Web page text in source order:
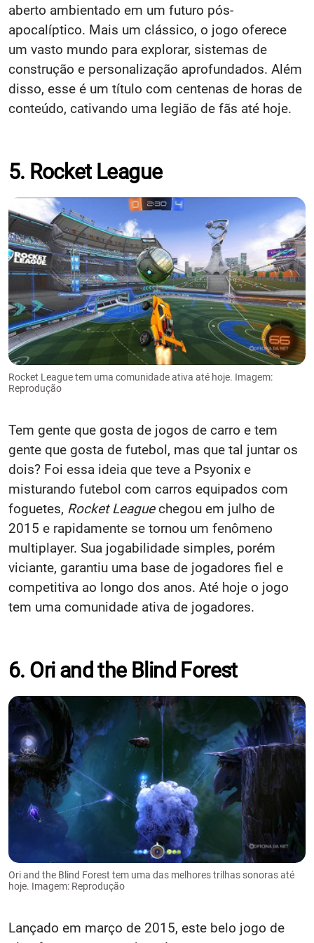
aberto ambientado em um futuro pós-
apocalíptico. Mais um clássico, o jogo oferece
um vasto mundo para explorar, sistemas de
construção e personalização aprofundados. Além
disso, esse é um título com centenas de horas de
conteúdo, cativando uma legião de fãs até hoje.​
5. Rocket League
Rocket League tem uma comunidade ativa até hoje. Imagem:
Reprodução
Tem gente que gosta de jogos de carro e tem
gente que gosta de futebol, mas que tal juntar os
dois? Foi essa ideia que teve a Psyonix e
misturando futebol com carros equipados com
foguetes, Rocket Leaguechegou em julho de
2015 e rapidamente se tornou um fenômeno
multiplayer. Sua jogabilidade simples, porém
viciante, garantiu uma base de jogadores fiel e
competitiva ao longo dos anos.​ Até hoje o jogo
tem uma comunidade ativa de jogadores.
6. Ori and the Blind Forest
Ori and the Blind Forest tem uma das melhores trilhas sonoras até
hoje. Imagem: Reprodução
Lançado em março de 2015, este belo jogo de